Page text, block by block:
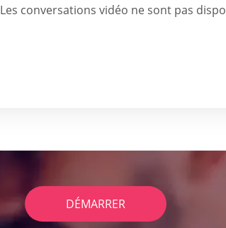
Les conversations vidéo ne sont pas
DÉMARRER